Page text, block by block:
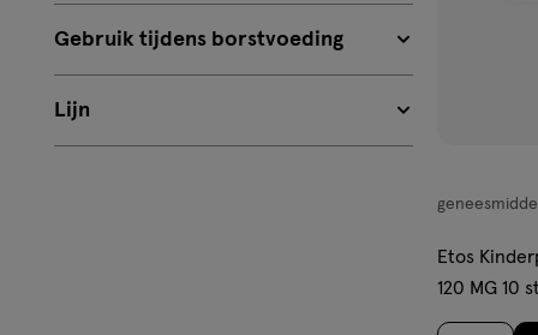
Gebruik tijdens borstvoeding
Lijn
geneesmiddel
Etos
120 MG 10